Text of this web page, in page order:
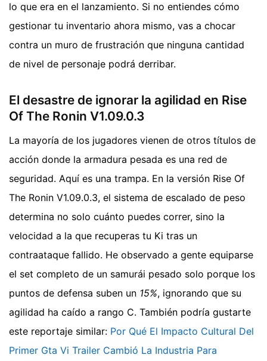
lo que era en el lanzamiento. Si no entiendes cómo
gestionar tu inventario ahora mismo, vas a chocar
contra un muro de frustración que ninguna cantidad
de nivel de personaje podrá derribar.
El desastre de ignorar la agilidad en Rise
Of The Ronin V1.09.0.3
La mayoría de los jugadores vienen de otros títulos de
acción donde la armadura pesada es una red de
seguridad. Aquí es una trampa. En la versión Rise Of
The Ronin V1.09.0.3, el sistema de escalado de peso
determina no solo cuánto puedes correr, sino la
velocidad a la que recuperas tu Ki tras un
contraataque fallido. He observado a gente equiparse
el set completo de un samurái pesado solo porque los
puntos de defensa suben un 15%, ignorando que su
agilidad ha caído a rango C. También podría gustarte
este reportaje similar: Por Qué El Impacto Cultural Del
Primer Gta Vi Trailer Cambió La Industria Para